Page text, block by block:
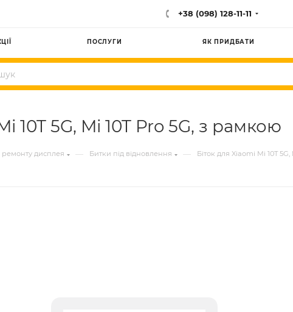
+38 (098) 128-11-11
ПОСЛУГИ ЯК ПРИДБАТИ
10T 5G, Mi 10T Pro 5G, з рамкою
ремонту дисплея — Битки під відновлення — Біток для Xiaomi Mi 10T